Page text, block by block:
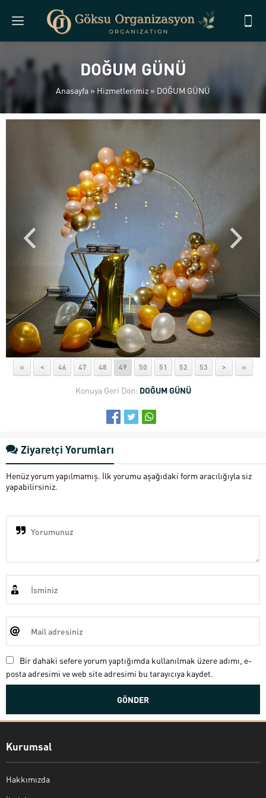
DOĞUM GÜNÜ
Anasayfa »Hizmetlerimiz » DOĞUM GÜNÜ
« < 46 47 48 49 50 51 52 53 > »
Konuya Geri Dön: DOĞUM GÜNÜ
Ziyaretçi Yorumları
Henüz yorum yapılmamış. İlk yorumu aşağıdaki form aracılığıyla siz
yapabilirsiniz.
Bir dahaki sefere yorum yaptığımda kullanılmak üzere adımı, e-
posta adresimi ve web site adresimi bu tarayıcıya kaydet.
Kurumsal
Hakkımızda